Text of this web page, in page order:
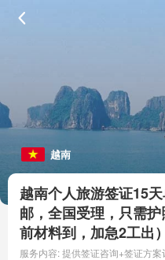
越南
越南个人旅游签证15
邮，全国受理，只需
前材料到，加急2工出）
服务内容: 提供签证咨询+签证方